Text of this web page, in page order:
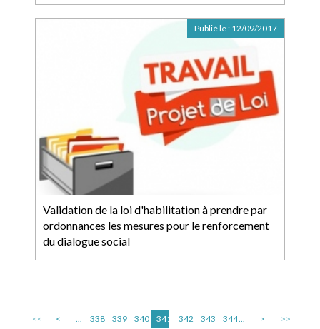
Validation de la loi d'habilitation à prendre par
ordonnances les mesures pour le renforcement
du dialogue social
Publié le : 12/09/2017
<< < ... 338 339 340 341 342 343 344... > >>